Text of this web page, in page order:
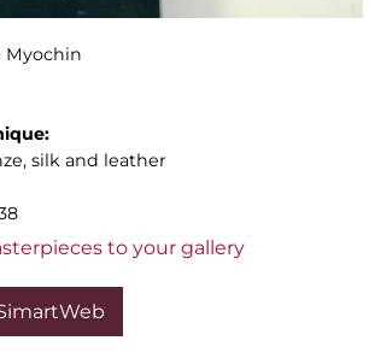
Myochin
silk and leather
to your gallery